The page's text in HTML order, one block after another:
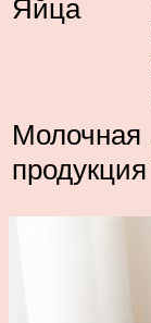
Яйца
Молочная
продукция